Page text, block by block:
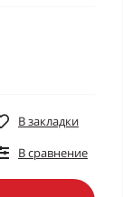
В закладки
В сравнение